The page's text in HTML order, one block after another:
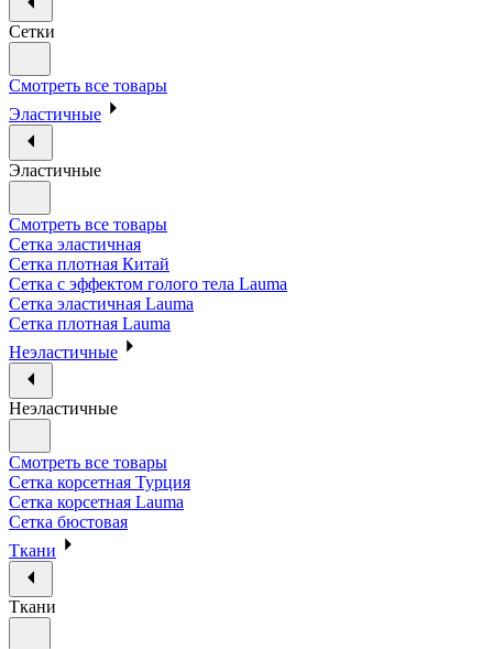
Сетки
Смотреть все товары
Эластичные
Эластичные
Смотреть все товары
Сетка эластичная
Сетка плотная Китай
Сетка с эффектом голого тела Lauma
Сетка эластичная Lauma
Сетка плотная Lauma
Неэластичные
Неэластичные
Смотреть все товары
Сетка корсетная Турция
Сетка корсетная Lauma
Сетка бюстовая
Ткани
Ткани